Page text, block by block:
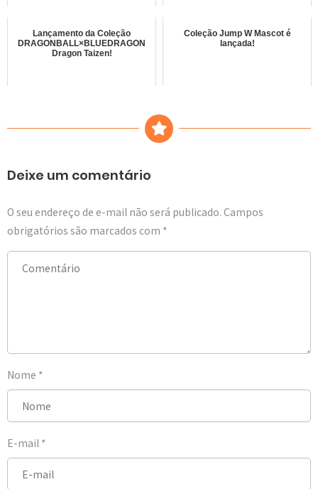
Lançamento da Coleção
DRAGONBALL×BLUEDRAGON
Dragon Taizen!
Coleção Jump W Mascot é
lançada!
Deixe um comentário
O seu endereço de e-mail não será publicado. Campos
obrigatórios são marcados com *
Nome *
E-mail *